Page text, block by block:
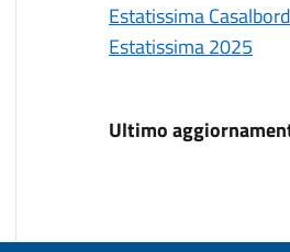
Estatissima
Estatissima 2025
Ultimo